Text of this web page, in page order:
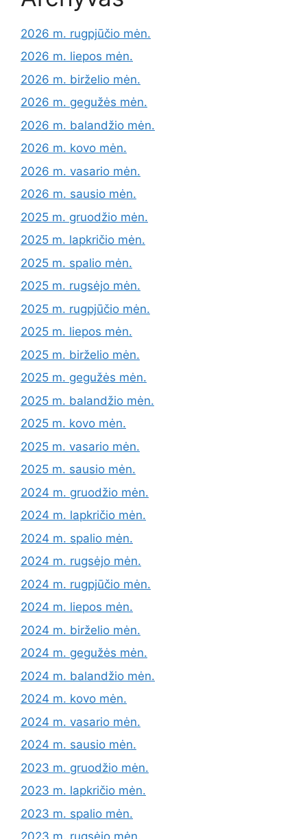
2026 m. rugpjūčio mėn.
2026 m. liepos mėn.
2026 m. birželio mėn.
2026 m. gegužės mėn.
2026 m. balandžio mėn.
2026 m. kovo mėn.
2026 m. vasario mėn.
2026 m. sausio mėn.
2025 m. gruodžio mėn.
2025 m. lapkričio mėn.
2025 m. spalio mėn.
2025 m. rugsėjo mėn.
2025 m. rugpjūčio mėn.
2025 m. liepos mėn.
2025 m. birželio mėn.
2025 m. gegužės mėn.
2025 m. balandžio mėn.
2025 m. kovo mėn.
2025 m. vasario mėn.
2025 m. sausio mėn.
2024 m. gruodžio mėn.
2024 m. lapkričio mėn.
2024 m. spalio mėn.
2024 m. rugsėjo mėn.
2024 m. rugpjūčio mėn.
2024 m. liepos mėn.
2024 m. birželio mėn.
2024 m. gegužės mėn.
2024 m. balandžio mėn.
2024 m. kovo mėn.
2024 m. vasario mėn.
2024 m. sausio mėn.
2023 m. gruodžio mėn.
2023 m. lapkričio mėn.
2023 m. spalio mėn.